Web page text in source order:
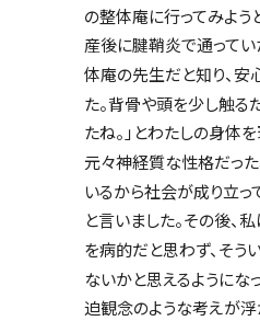
の整体庵に行ってみよう
産後に腱鞘炎で通って
体庵の先生だと知り、
た。背骨や頭を少し触る
たね。」とわたしの身体を
元々神経質な性格だった
いるから社会が成り立っ
と言いました。その後、
を病的だと思わず、そう
ないかと思えるようにな
迫観念のような考えが